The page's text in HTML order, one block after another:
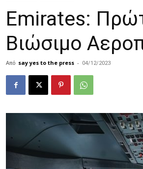
Emirates:
Βιώσιμο
Από say yes to the press - 04/12/2023